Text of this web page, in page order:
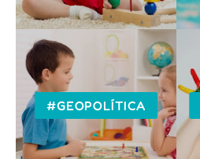
#GEOPOLÍTICA